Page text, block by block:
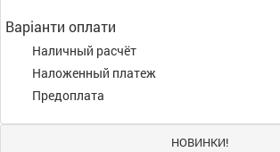
Варіанти оплати
Наличный расчёт
Наложенный платеж
Предоплата
НОВИНКИ!